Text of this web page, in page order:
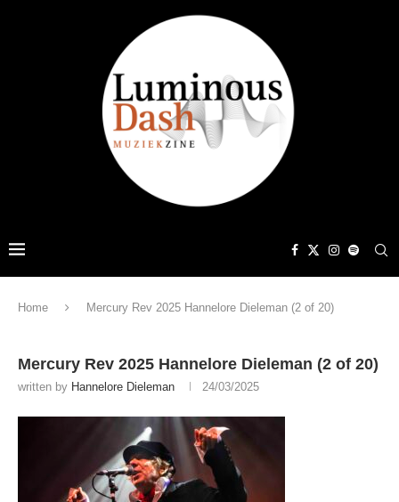
Home Mercury Rev 2025 Hannelore Dieleman (2 of 20)
Mercury Rev 2025 Hannelore Dieleman (2 of 20)
written by Hannelore Dieleman 24/03/2025